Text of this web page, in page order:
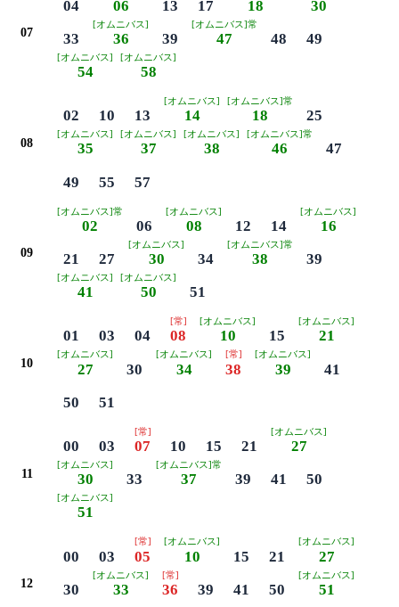
07
04 06 13 17 18
30
33
[オムニバス]
36 39
[オムニバス]常
47 48 49
[オムニバス]
54
[オムニバス]
58
08
02 10 13
[オムニバス]
14
[オムニバス]常
18 25
[オムニバス]
35
[オムニバス]
37
[オムニバス]
38
[オムニバス]常
46
47
49
55 57
09
[オムニバス]常
02 06
[オムニバス]
08 12 14
[オムニバス]
16
21
27
[オムニバス]
30 34
[オムニバス]常
38 39
[オムニバス]
41
[オムニバス]
50 51
10
01 03 04
[常]
08
[オムニバス]
10 15
[オムニバス]
21
[オムニバス]
27 30
[オムニバス]
34
[常]
38
[オムニバス]
39
41
50
51
11
00 03
[常]
07 10 15 21
[オムニバス]
27
[オムニバス]
30 33
[オムニバス]常
37 39 41 50
[オムニバス]
51
12
00 03
[常]
05
[オムニバス]
10 15 21
[オムニバス]
27
30
[オムニバス]
33
[常]
36 39 41 50
[オムニバス]
51